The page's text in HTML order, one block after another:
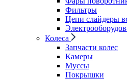
Фильтры
Цепи слайдеры
Колеса
Запчасти колес
Камеры
Муссы
Покрышки